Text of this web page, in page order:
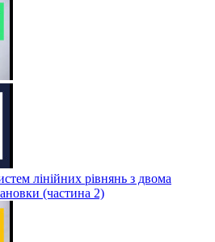
лінійних рівнянь з двома
(частина 2)